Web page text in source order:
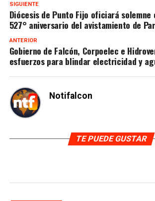
SIGUIENTE
Diócesis de Punto Fijo oficiará
527° aniversario del avistamiento de
ANTERIOR
Gobierno de Falcón, Corpoelec e
esfuerzos para blindar electricidad y
Notifalcon
TE PUEDE GUSTAR